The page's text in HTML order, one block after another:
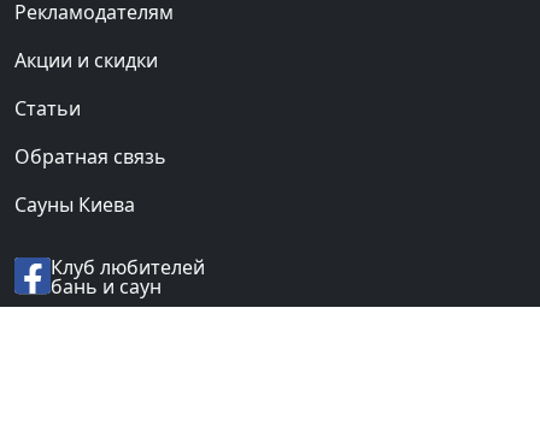
Рекламодателям
Акции и скидки
Статьи
Обратная связь
Сауны Киева
Клуб любителей
бань и саун